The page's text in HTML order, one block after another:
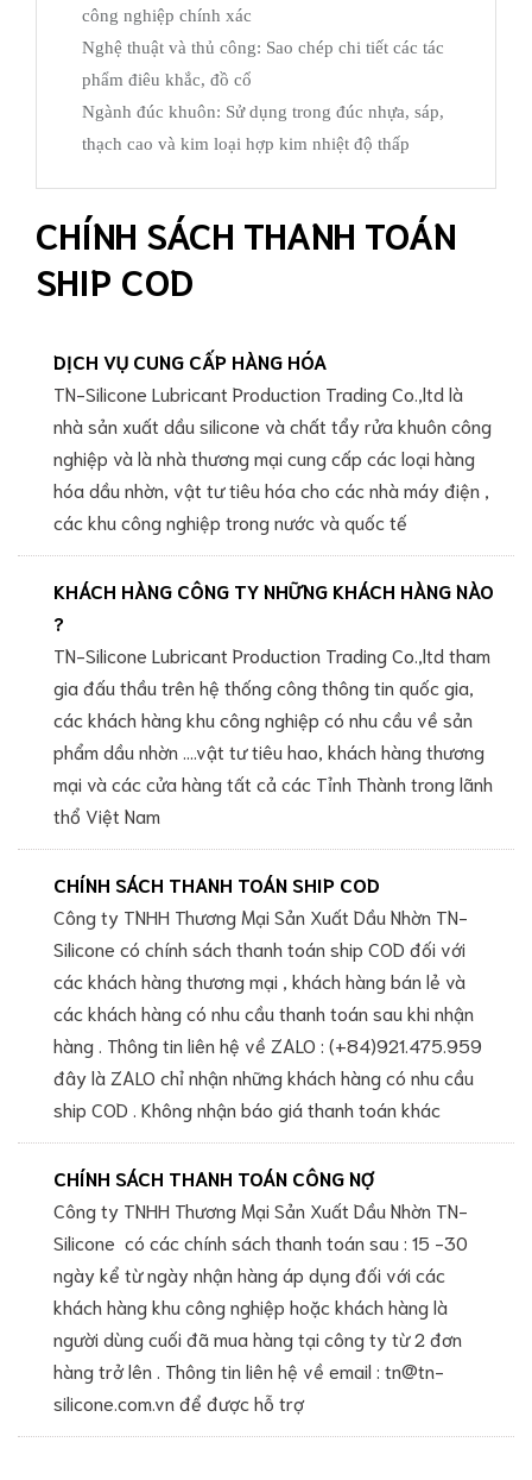
công nghiệp chính xác
Nghệ thuật và thủ công: Sao chép chi tiết các tác
phẩm điêu khắc, đồ cổ
Ngành đúc khuôn: Sử dụng trong đúc nhựa, sáp,
thạch cao và kim loại hợp kim nhiệt độ thấp
CHÍNH SÁCH THANH TOÁN
SHIP COD
DỊCH VỤ CUNG CẤP HÀNG HÓA
TN-Silicone Lubricant Production Trading Co.,ltd là
nhà sản xuất dầu silicone và chất tẩy rửa khuôn công
nghiệp và là nhà thương mại cung cấp các loại hàng
hóa dầu nhờn, vật tư tiêu hóa cho các nhà máy điện ,
các khu công nghiệp trong nước và quốc tế
KHÁCH HÀNG CÔNG TY NHỮNG KHÁCH HÀNG NÀO
?
TN-Silicone Lubricant Production Trading Co.,ltd tham
gia đấu thầu trên hệ thống công thông tin quốc gia,
các khách hàng khu công nghiệp có nhu cầu về sản
phẩm dầu nhờn ....vật tư tiêu hao, khách hàng thương
mại và các cửa hàng tất cả các Tỉnh Thành trong lãnh
thổ Việt Nam
CHÍNH SÁCH THANH TOÁN SHIP COD
Công ty TNHH Thương Mại Sản Xuất Dầu Nhờn TN-
Silicone có chính sách thanh toán ship COD đối với
các khách hàng thương mại , khách hàng bán lẻ và
các khách hàng có nhu cầu thanh toán sau khi nhận
hàng . Thông tin liên hệ về ZALO : (+84)921.475.959
đây là ZALO chỉ nhận những khách hàng có nhu cầu
ship COD . Không nhận báo giá thanh toán khác
CHÍNH SÁCH THANH TOÁN CÔNG NỢ
Công ty TNHH Thương Mại Sản Xuất Dầu Nhờn TN-
Silicone có các chính sách thanh toán sau : 15 -30
ngày kể từ ngày nhận hàng áp dụng đối với các
khách hàng khu công nghiệp hoặc khách hàng là
người dùng cuối đã mua hàng tại công ty từ 2 đơn
hàng trở lên . Thông tin liên hệ về email : tn@tn-
silicone.com.vn để được hỗ trợ